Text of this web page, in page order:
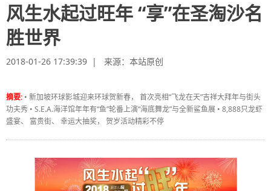
风生水起过旺年 “享”在圣淘沙名
胜世界
2018-01-26 17:39:39 | 来源： 本站原创
摘要: • 新加坡环球影城迎来环球贺新春， 首次亮相“飞龙在天”吉祥大拜年与街头
功夫秀 • S.E.A.海洋馆年年有“鱼”轮番上演“海底舞龙”与全新鲨鱼展 • 8,888只龙虾
盛宴、 富贵街、 幸运大抽奖， 贺岁活动精彩不停